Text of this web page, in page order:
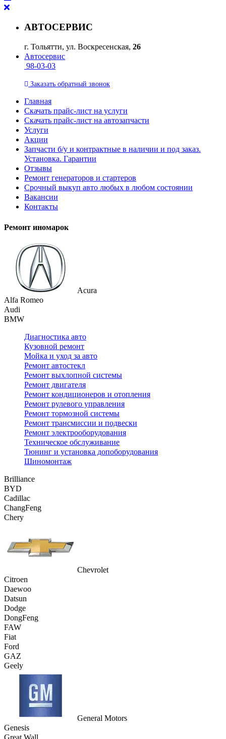
АВТОСЕРВИС
г. Тольятти, ул. Воскресенская, 26
Автосервис
98-03-03
Заказать обратный звонок
Главная
Скачать прайс-лист на услуги
Скачать прайс-лист на автозапчасти
Услуги
Акции
Запчасти б/у и контрактные в наличии и под заказ.
Установка. Гарантии
Отзывы
Ремонт генераторов и стартеров
Cрочный выкуп авто любых в любом состоянии
Вакансии
Контакты
Ремонт иномарок
Acura
Alfa Romeo
Audi
BMW
Диагностика авто
Кузовной ремонт
Мойка и уход за авто
Ремонт автостекл
Ремонт выхлопной системы
Ремонт двигателя
Ремонт кондиционеров и отопления
Ремонт рулевого управления
Ремонт тормозной системы
Ремонт трансмиссии и подвески
Ремонт электрооборудования
Техническое обслуживание
Тюнинг и установка допоборудования
Шиномонтаж
Brilliance
BYD
Cadillac
ChangFeng
Chery
Chevrolet
Citroen
Daewoo
Datsun
Dodge
DongFeng
FAW
Fiat
Ford
GAZ
Geely
General Motors
Genesis
Great Wall